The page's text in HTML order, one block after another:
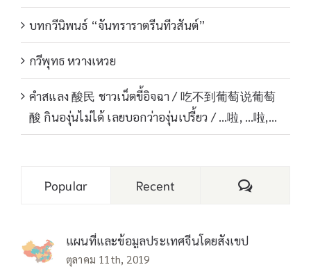
บทกวีนิพนธ์ “จันทราราตรีนทีวสันต์”
กวีพุทธ หวางเหวย
คำสแลง 酸民 ชาวเน็ตขี้อิจฉา / 吃不到葡萄说葡萄
酸 กินองุ่นไม่ได้ เลยบอกว่าองุ่นเปรี้ยว / …啦, …啦,…
Popular Recent Comments
แผนที่และข้อมูลประเทศจีนโดยสังเขป
ตุลาคม 11th, 2019